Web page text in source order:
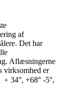
af
Det har
Aflæsningerne
virksomhed er
+68° -5°,